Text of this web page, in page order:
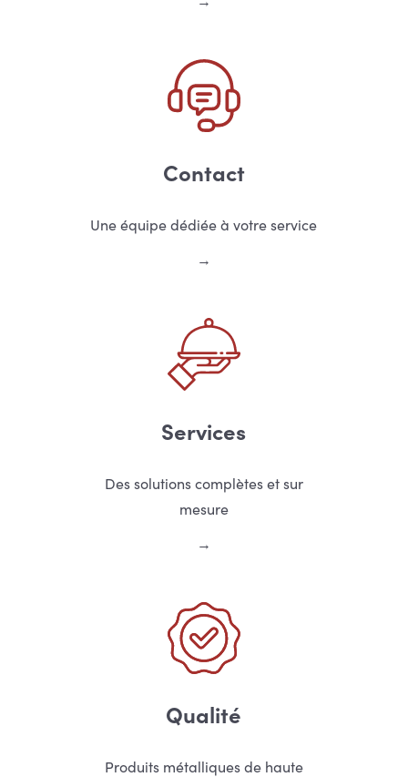
Contact
Une équipe dédiée à votre service
Services
Des solutions complètes et sur
mesure
Qualité
Produits métalliques de haute